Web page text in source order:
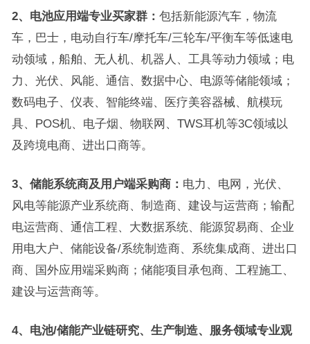
2、电池应用端专业买家群： 包括新能源汽车，物流
车，巴士，电动自行车/摩托车/三轮车/平衡车等低速电
动领域，船舶、无人机、机器人、工具等动力领域；电
力、光伏、风能、通信、数据中心、电源等储能领域；
数码电子、仪表、智能终端、医疗美容器械、航模玩
具、POS机、电子烟、物联网、TWS耳机等3C领域以
及跨境电商、进出口商等。
3、 储能系统商及用户端采购商： 电力、电网，光伏、
风电等能源产业系统商、制造商、建设与运营商；输配
电运营商、通信工程、大数据系统、能源贸易商、企业
用电大户、储能设备/系统制造商、系统集成商、进出口
商、国外应用端采购商；储能项目承包商、工程施工、
建设与运营商等。
4、 电池/储能产业链研究、生产制造、 服务领域专业观